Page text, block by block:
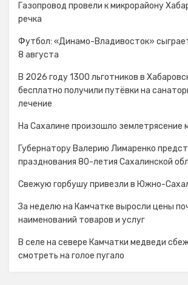
Газопровод провели к микрорайону
речка
Футбол: «Динамо-Владивосток»
8 августа
В 2026 году 1300 льготников в
бесплатно получили путёвки на
лечение
На Сахалине произошло землетрясение
Губернатору Валерию Лимаренко
празднования 80-летия Сахалинской
Свежую горбушу привезли в Южно-
За неделю на Камчатке выросли цены
наименований товаров и услуг
В селе на севере Камчатки медведи
смотреть на голое пугало